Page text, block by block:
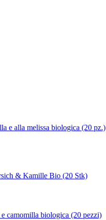
e alla melissa biologica (20 pz.)
camomilla biologica (20 pezzi)